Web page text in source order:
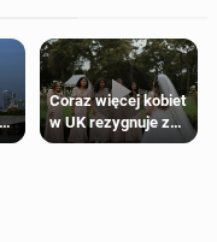
Coraz więcej kobiet
w UK rezygnuje z
roli druhny na